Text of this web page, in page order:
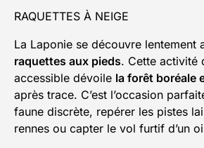
RAQUETTES À NEIGE
La Laponie se découvre lentement
raquettes aux pieds. Cette activité
accessible dévoile la forêt boréale
après trace. C’est l’occasion
faune discrète, repérer les pistes
rennes ou capter le vol furtif d’un